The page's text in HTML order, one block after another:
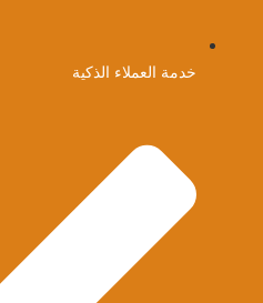
خدمة العملاء الذكية